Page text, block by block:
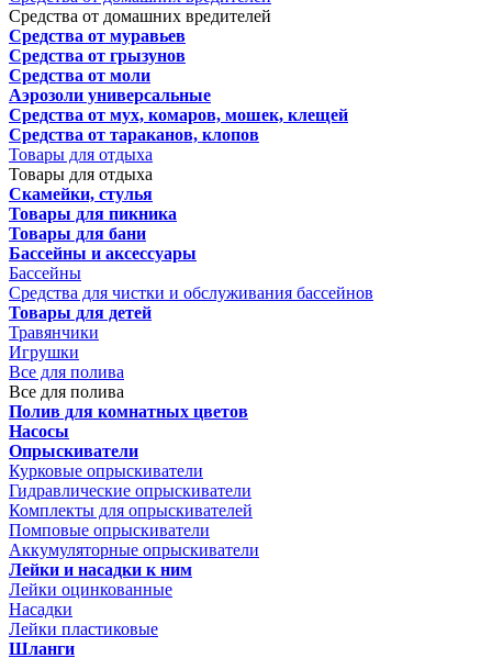
Средства от домашних вредителей
Средства от муравьев
Средства от грызунов
Средства от моли
Аэрозоли универсальные
Средства от мух, комаров, мошек, клещей
Средства от тараканов, клопов
Товары для отдыха
Товары для отдыха
Скамейки, стулья
Товары для пикника
Товары для бани
Бассейны и аксессуары
Бассейны
Средства для чистки и обслуживания бассейнов
Товары для детей
Травянчики
Игрушки
Все для полива
Все для полива
Полив для комнатных цветов
Насосы
Опрыскиватели
Курковые опрыскиватели
Гидравлические опрыскиватели
Комплекты для опрыскивателей
Помповые опрыскиватели
Аккумуляторные опрыскиватели
Лейки и насадки к ним
Лейки оцинкованные
Насадки
Лейки пластиковые
Шланги